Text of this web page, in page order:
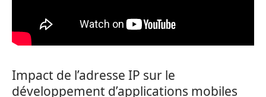
Impact de l’adresse IP sur le
développement d’applications mobiles